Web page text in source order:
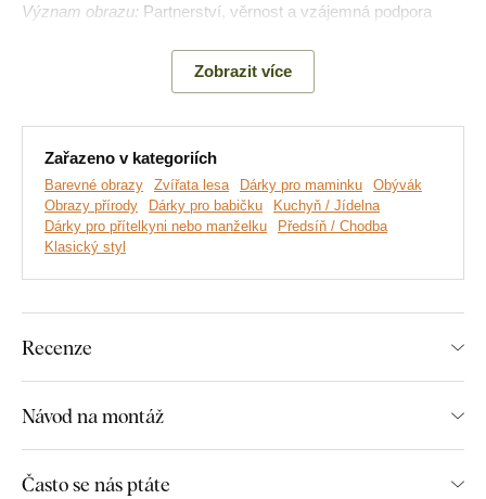
Význam obrazu: Partnerství, věrnost a vzájemná podpora
nejkvalitnější barvy na trhu
. Motiv tiskneme přímo na desku
motiv.
Zobrazit více
Zařazeno v kategoriích
Barevné obrazy Zvířata lesa Dárky pro maminku
Obývák
Obrazy přírody
Dárky pro babičku
Kuchyň / Jídelna
Dárky pro přítelkyni nebo manželku
Předsíň / Chodba
Klasický styl
Recenze
Návod na montáž
Často se nás ptáte